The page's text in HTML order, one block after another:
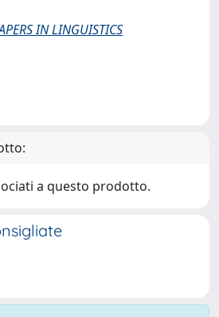
IN LINGUISTICS
a questo prodotto.